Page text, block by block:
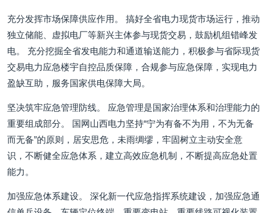
充分发挥市场保障供应作用。 搞好全省电力现货市场运行，推动
独立储能、虚拟电厂等新兴主体参与现货交易，鼓励机组错峰发
电。 充分挖掘全省发电能力和通道输送能力，积极参与省际现货
交易电力应急楼宇自控品质保障，合规参与应急保障，实现电力
盈缺互助，服务国家供电保障大局。
坚决筑牢应急管理防线。 应急管理是国家治理体系和治理能力的
重要组成部分。 国网山西电力坚持“宁为有备不为用，不为无备
而无备”的原则，居安思危，未雨绸缪，牢固树立主动安全意
识，不断健全应急体系，建立高效应急机制，不断提高应急处置
能力。
加强应急体系建设。 深化新一代应急指挥系统建设，加强应急通